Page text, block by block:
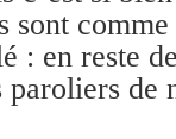
: en reste
paroliers de